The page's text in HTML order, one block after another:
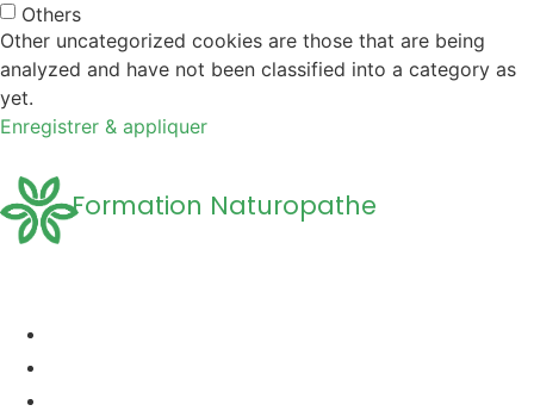
Others
Other uncategorized cookies are those that are being
analyzed and have not been classified into a category as
yet.
Enregistrer & appliquer
Formation Naturopathe